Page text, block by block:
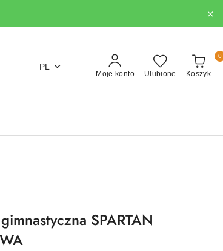
PL
Moje konto Ulubione Koszyk
0
SPARTAN